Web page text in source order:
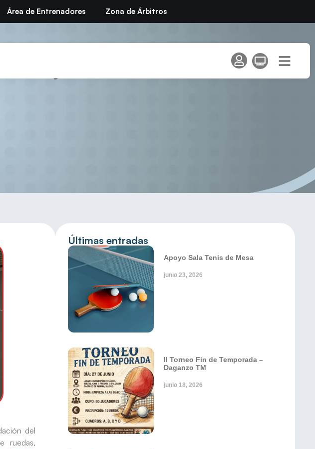
Área de Entrenadores Zona de Árbitros
del
ruedas,
Últimas entradas
Apoyo Sala Tenis de Mesa
junio 23, 2026
II Torneo Fin de Temporada –
Daganzo TM
junio 18, 2026